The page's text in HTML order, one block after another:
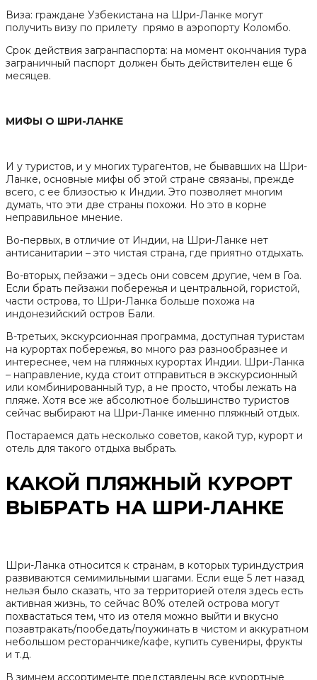
Виза: граждане Узбекистана на Шри-Ланке могут
получить визу по прилету прямо в аэропорту Коломбо.
Срок действия загранпаспорта: на момент окончания тура
заграничный паспорт должен быть действителен еще 6
месяцев.
МИФЫ О ШРИ-ЛАНКЕ
И у туристов, и у многих турагентов, не бывавших на Шри-
Ланке, основные мифы об этой стране связаны, прежде
всего, с ее близостью к Индии. Это позволяет многим
думать, что эти две страны похожи. Но это в корне
неправильное мнение.
Во-первых, в отличие от Индии, на Шри-Ланке нет
антисанитарии – это чистая страна, где приятно отдыхать.
Во-вторых, пейзажи – здесь они совсем другие, чем в Гоа.
Если брать пейзажи побережья и центральной, гористой,
части острова, то Шри-Ланка больше похожа на
индонезийский остров Бали.
В-третьих, экскурсионная программа, доступная туристам
на курортах побережья, во много раз разнообразнее и
интереснее, чем на пляжных курортах Индии. Шри-Ланка
– направление, куда стоит отправиться в экскурсионный
или комбинированный тур, а не просто, чтобы лежать на
пляже. Хотя все же абсолютное большинство туристов
сейчас выбирают на Шри-Ланке именно пляжный отдых.
Постараемся дать несколько советов, какой тур, курорт и
отель для такого отдыха выбрать.
КАКОЙ ПЛЯЖНЫЙ КУРОРТ
ВЫБРАТЬ НА ШРИ-ЛАНКЕ
Шри-Ланка относится к странам, в которых туриндустрия
развиваются семимильными шагами. Если еще 5 лет назад
нельзя было сказать, что за территорией отеля здесь есть
активная жизнь, то сейчас 80% отелей острова могут
похвастаться тем, что из отеля можно выйти и вкусно
позавтракать/пообедать/поужинать в чистом и аккуратном
небольшом ресторанчике/кафе, купить сувениры, фрукты
и т.д.
В зимнем ассортименте представлены все курортные